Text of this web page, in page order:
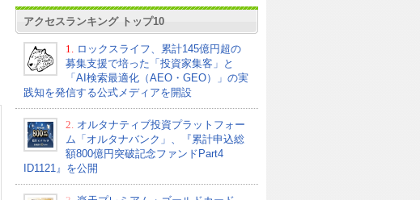
アクセスランキング トップ10
1.
ロックスライフ、累計145億円超の
募集支援で培った「投資家集客」と
「AI検索最適化（AEO・GEO）」の実
践知を発信する公式メディアを開設
2. オルタナティブ投資プラットフォー
ム「オルタナバンク」、『累計申込総
額800億円突破記念ファンドPart4
ID1121』を公開